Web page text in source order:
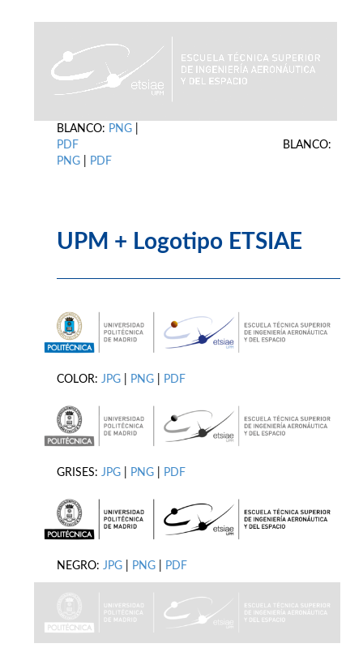
BLANCO: PNG
PDF BLANCO:
PNG
PDF
UPM + Logotipo ETSIAE
COLOR: JPG PNG PDF
GRISES: JPG PNG PDF
NEGRO: JPG PNG PDF